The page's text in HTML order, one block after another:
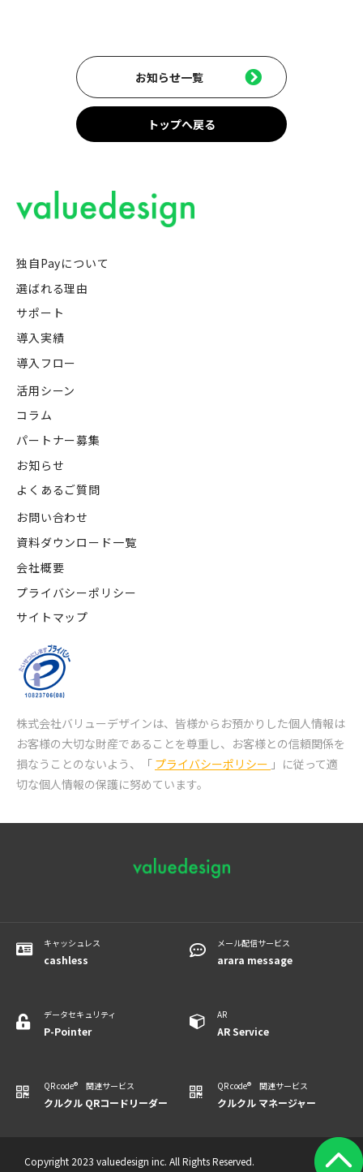
お知らせ一覧
トップへ戻る
独自Payについて
選ばれる理由
サポート
導入実績
導入フロー
活用シーン
コラム
パートナー募集
お知らせ
よくあるご質問
お問い合わせ
資料ダウンロード一覧
会社概要
プライバシーポリシー
サイトマップ
株式会社バリューデザインは、皆様からお預かりした個人情報は
お客様の大切な財産であることを尊重し、 お客様との信頼関係を
損なうことのないよう、「 プライバシーポリシー 」に従って適
切な個人情報の保護に努めています。
キャッシュレス
cashless
メール配信サービス
arara message
データセキュリティ
P-Pointer
AR
​​​​​​AR Service
QR code® 関連サービス
クルクル QRコードリーダー
QR code® 関連サービス
クルクル マネージャー
Copyright 2023 valuedesign inc. All Rights Reserved.